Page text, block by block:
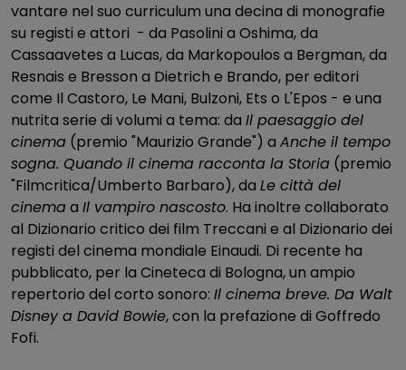
vantare nel suo curriculum una decina di monografie
su registi e attori - da Pasolini a Oshima, da
Cassaavetes a Lucas, da Markopoulos a Bergman, da
Resnais e Bresson a Dietrich e Brando, per editori
come Il Castoro, Le Mani, Bulzoni, Ets o L'Epos - e una
nutrita serie di volumi a tema: da Il paesaggio del
cinema (premio "Maurizio Grande") a Anche il tempo
sogna. Quando il cinema racconta la Storia (premio
"Filmcritica/Umberto Barbaro), da Le città del
cinemaa Il vampiro nascosto. Ha inoltre collaborato
al Dizionario critico dei film Treccani e al Dizionario dei
registi del cinema mondiale Einaudi. Di recente ha
pubblicato, per la Cineteca di Bologna, un ampio
repertorio del corto sonoro: Il cinema breve. Da Walt
Disney a David Bowie, con la prefazione di Goffredo
Fofi.